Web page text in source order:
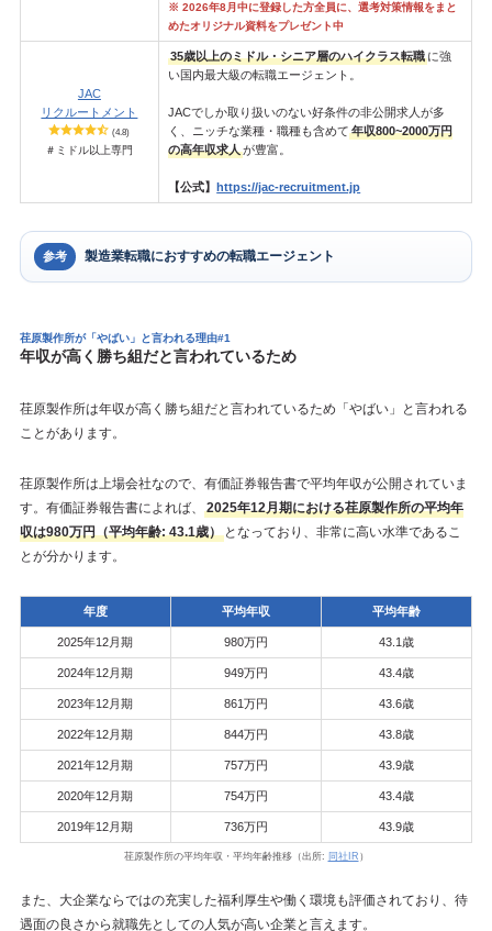
※ 2026年8月中に登録した方全員に、選考対策情報をまと
めたオリジナル資料をプレゼント中
JAC
リクルートメント
(4.8)
＃ミドル以上専門
35歳以上のミドル・シニア層のハイクラス転職 に強
い国内最大級の転職エージェント。
JACでしか取り扱いのない好条件の非公開求人が多
く、ニッチな業種・職種も含めて年収800~2000万円
の高年収求人が豊富。
【公式】 https://jac-recruitment.jp
参考 製造業転職におすすめの転職エージェント
荏原製作所が「やばい」と言われる理由#1
年収が高く勝ち組だと言われているため
荏原製作所は年収が高く勝ち組だと言われているため「やばい」と言われる
ことがあります。
荏原製作所は上場会社なので、有価証券報告書で平均年収が公開されていま
す。有価証券報告書によれば、
2025年12月期における荏原製作所の平均年
収は980万円（平均年齢: 43.1歳）となっており、非常に高い水準であるこ
とが分かります。
年度 平均年収 平均年齢
2025年12月期 980万円 43.1歳
2024年12月期 949万円 43.4歳
2023年12月期 861万円 43.6歳
2022年12月期 844万円 43.8歳
2021年12月期 757万円 43.9歳
2020年12月期 754万円 43.4歳
2019年12月期 736万円 43.9歳
荏原製作所の平均年収・平均年齢推移（出所: 同社IR ）
また、大企業ならではの充実した福利厚生や働く環境も評価されており、待
遇面の良さから就職先としての人気が高い企業と言えます。